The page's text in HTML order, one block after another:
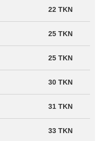
22 TKN
25 TKN
25 TKN
30 TKN
31 TKN
33 TKN